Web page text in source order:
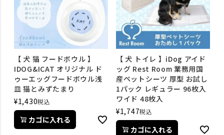
【 犬 猫 フードボウル 】
IDOG&ICAT オリジナル ド
ゥーエッグフードボウル浅
皿 猫とみずたまり
¥1,430税込
カゴに入れる
【 犬 トイレ 】iDog アイド
ッグ Rest Room 業務用国
産ペットシーツ 厚型 お試し
1パック レギュラー 96枚入
ワイド 48枚入
¥1,747税込
カゴに入れる